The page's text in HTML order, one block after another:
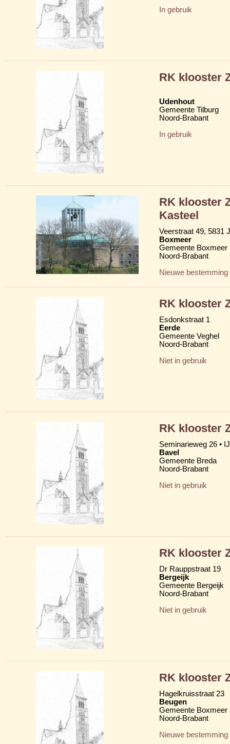
In gebruik
RK klooster
Udenhout
Gemeente Tilburg
Noord-Brabant
In gebruik
RK klooster
Kasteel
Veerstraat 49, 5831
Boxmeer
Gemeente Boxmeer
Noord-Brabant
Nieuwe bestemming
RK klooster
Esdonkstraat 1
Eerde
Gemeente Veghel
Noord-Brabant
Niet in gebruik
RK klooster
Seminarieweg 26 •
Bavel
Gemeente Breda
Noord-Brabant
Niet in gebruik
RK klooster
Dr Rauppstraat 19
Bergeijk
Gemeente Bergeijk
Noord-Brabant
Niet in gebruik
RK klooster
Hagelkruisstraat 23
Beugen
Gemeente Boxmeer
Noord-Brabant
Nieuwe bestemming